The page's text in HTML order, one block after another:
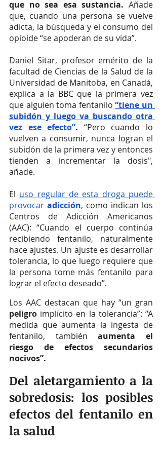
que no sea esa sustancia. Añade
que, cuando una persona se vuelve
adicta, la búsqueda y el consumo del
opioide “se apoderan de su vida”.
Daniel Sitar, profesor emérito de la
facultad de Ciencias de la Salud de la
Universidad de Manitoba, en Canadá,
explica a la BBC que la primera vez
que alguien toma fentanilo “tiene un
subidón y luego va buscando otra
vez ese efecto”. “Pero cuando lo
vuelven a consumir, nunca logran el
subidón de la primera vez y entonces
tienden a incrementar la dosis",
añade.
El uso regular de esta droga puede
provocar adicción, como indican los
Centros de Adicción Americanos
(AAC): “Cuando el cuerpo continúa
recibiendo fentanilo, naturalmente
hace ajustes. Un ajuste es desarrollar
tolerancia, lo que luego requiere que
la persona tome más fentanilo para
lograr el efecto deseado”.
peligro implícito en la tolerancia”: “A
medida que aumenta la ingesta de
fentanilo, también aumenta el
riesgo de efectos secundarios
nocivos”.
Del aletargamiento a la
sobredosis: los posibles
efectos del fentanilo en
la salud